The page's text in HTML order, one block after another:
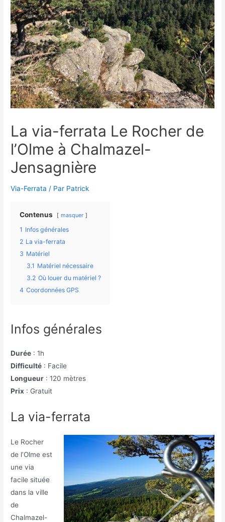
La via-ferrata Le Rocher de
l’Olme à Chalmazel-
Jensagnière
Via-Ferrata / Par Patrick
Contenus masquer
1 Infos générales
2 La via-ferrata
3 Matériel
3.1 Matériel nécessaire
3.2 Où louer du matériel ?
4 Coordonnées GPS
Infos générales
Durée : 1h
Difficulté : Facile
Longueur : 120 mètres
Prix : Gratuit
La via-ferrata
Le Rocher
de l’Olme est
une via
facile située
dans la ville
de
Chalmazel-